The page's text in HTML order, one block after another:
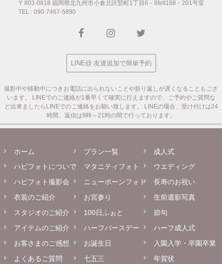
〒803-0818 福岡県北九州市小倉北区竪町1丁目6－8felt168・201号室
TEL : 090-7467-5890
LINE@ 友達追加で簡単予約
撮影中や移動中につきお電話に出られないことや折り返しが遅くなることもござ
います。
LINEでのご連絡が1番早くて確実に行えますので、ご予約やご質問な
ど出来ましたらLINEでのご連絡をお願い致します。
LINEの場合、受け付けは24
時間、返信は9時～21時の間で行っております。
ホーム
ハピフォトについて
ハピフォト撮影会
衣装のご紹介
スタジオのご紹介
アイテムのご紹介
お客さまのご感想
よくあるご質問
プラン一覧
マタニティフォト
ニューボーンフォト
お宮参り
100日ふぉと
ハーフバースデー
お誕生日
七五三
成人式
ウエディング
長寿のお祝い
生前遺影写真
節句
ハーフ成人式
入園入学・卒園卒業
年賀状